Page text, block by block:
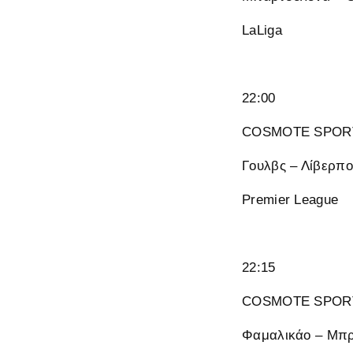
LaLiga
22:00
COSMOTE
Γουλβς –
Premier League
22:15
COSMOTE
Φαμαλικάο –